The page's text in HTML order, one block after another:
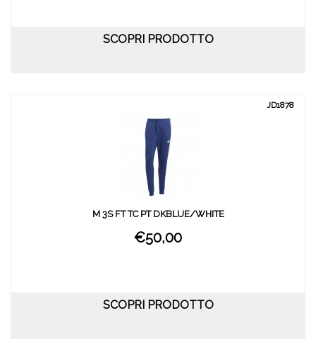
SCOPRI PRODOTTO
JD1878
M 3S FT TC PT DKBLUE/WHITE
€50,00
SCOPRI PRODOTTO